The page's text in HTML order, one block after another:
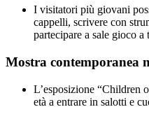
I visitatori più giovani
cappelli, scrivere con
partecipare a sale gioco
Mostra contemporanea
L’esposizione “Children
età a entrare in salotti e